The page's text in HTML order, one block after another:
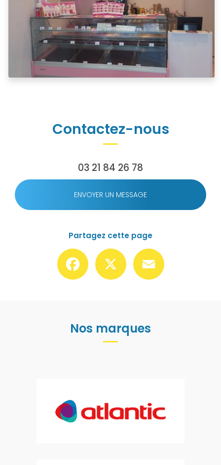
Contactez-nous
03 21 84 26 78
ENVOYER UN MESSAGE
Partagez cette page
Facebook
Nos marques